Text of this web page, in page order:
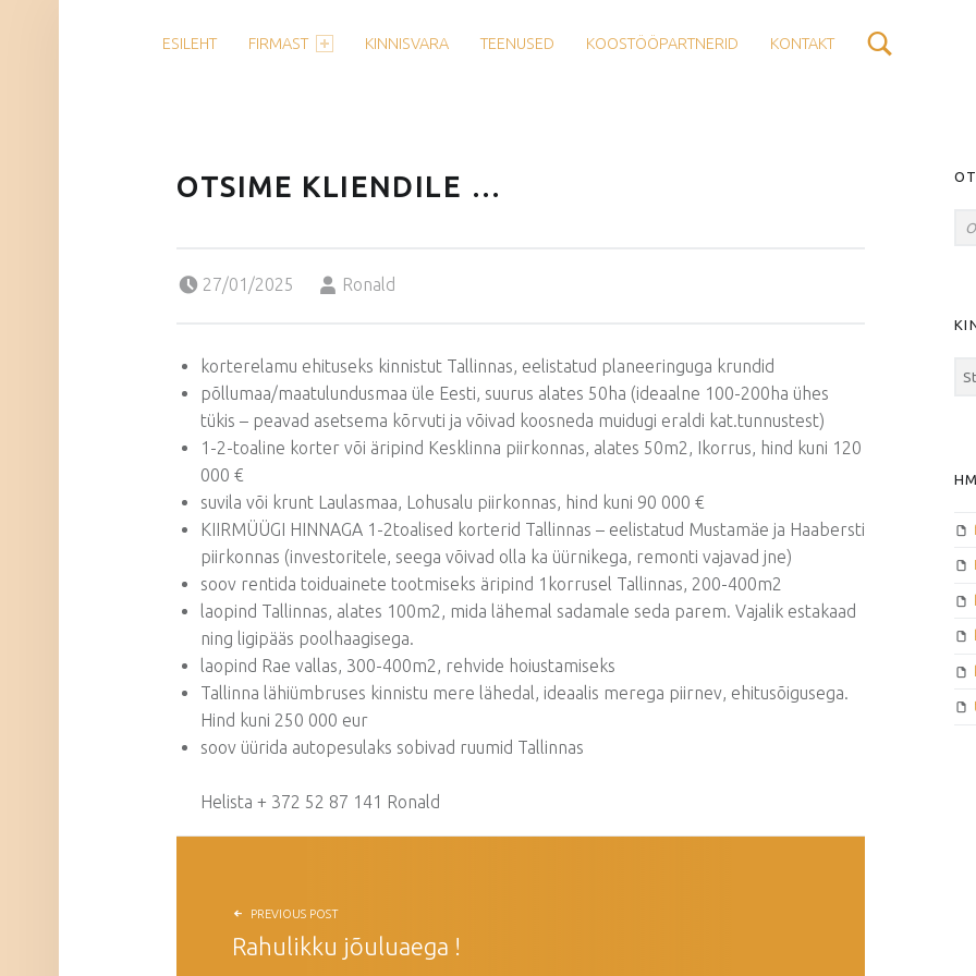
ESILEHT FIRMAST KINNISVARA TEENUSED KOOSTÖÖPARTNERID KONTAKT
OTSIME KLIENDILE …
27/01/2025
Ronald
korterelamu ehituseks kinnistut Tallinnas, eelistatud planeeringuga krundid
põllumaa/maatulundusmaa üle Eesti, suurus alates 50ha (ideaalne 100-200ha ühes
tükis – peavad asetsema kõrvuti ja võivad koosneda muidugi eraldi kat.tunnustest)
1-2-toaline korter või äripind Kesklinna piirkonnas, alates 50m2, Ikorrus, hind kuni 120
000 €
suvila või krunt Laulasmaa, Lohusalu piirkonnas, hind kuni 90 000 €
KIIRMÜÜGI HINNAGA 1-2toalised korterid Tallinnas – eelistatud Mustamäe ja Haabersti
piirkonnas (investoritele, seega võivad olla ka üürnikega, remonti vajavad jne)
soov rentida toiduainete tootmiseks äripind 1korrusel Tallinnas, 200-400m2
laopind Tallinnas, alates 100m2, mida lähemal sadamale seda parem. Vajalik estakaad
ning ligipääs poolhaagisega.
laopind Rae vallas, 300-400m2, rehvide hoiustamiseks
Tallinna lähiümbruses kinnistu mere lähedal, ideaalis merega piirnev, ehitusõigusega.
Hind kuni 250 000 eur
soov üürida autopesulaks sobivad ruumid Tallinnas
Helista + 372 52 87 141 Ronald
NAVIGEERIMINE
PREVIOUS POST
Rahulikku jõuluaega !
HM